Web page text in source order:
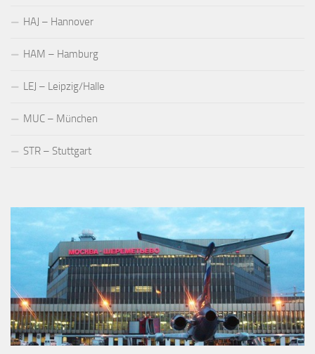
HAJ – Hannover
HAM – Hamburg
LEJ – Leipzig/Halle
MUC – München
STR – Stuttgart